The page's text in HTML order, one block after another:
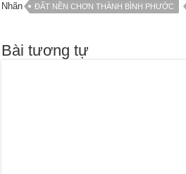
Nhãn ĐẤT NỀN CHƠN THÀNH BÌNH PHƯỚC
Bài tương tự